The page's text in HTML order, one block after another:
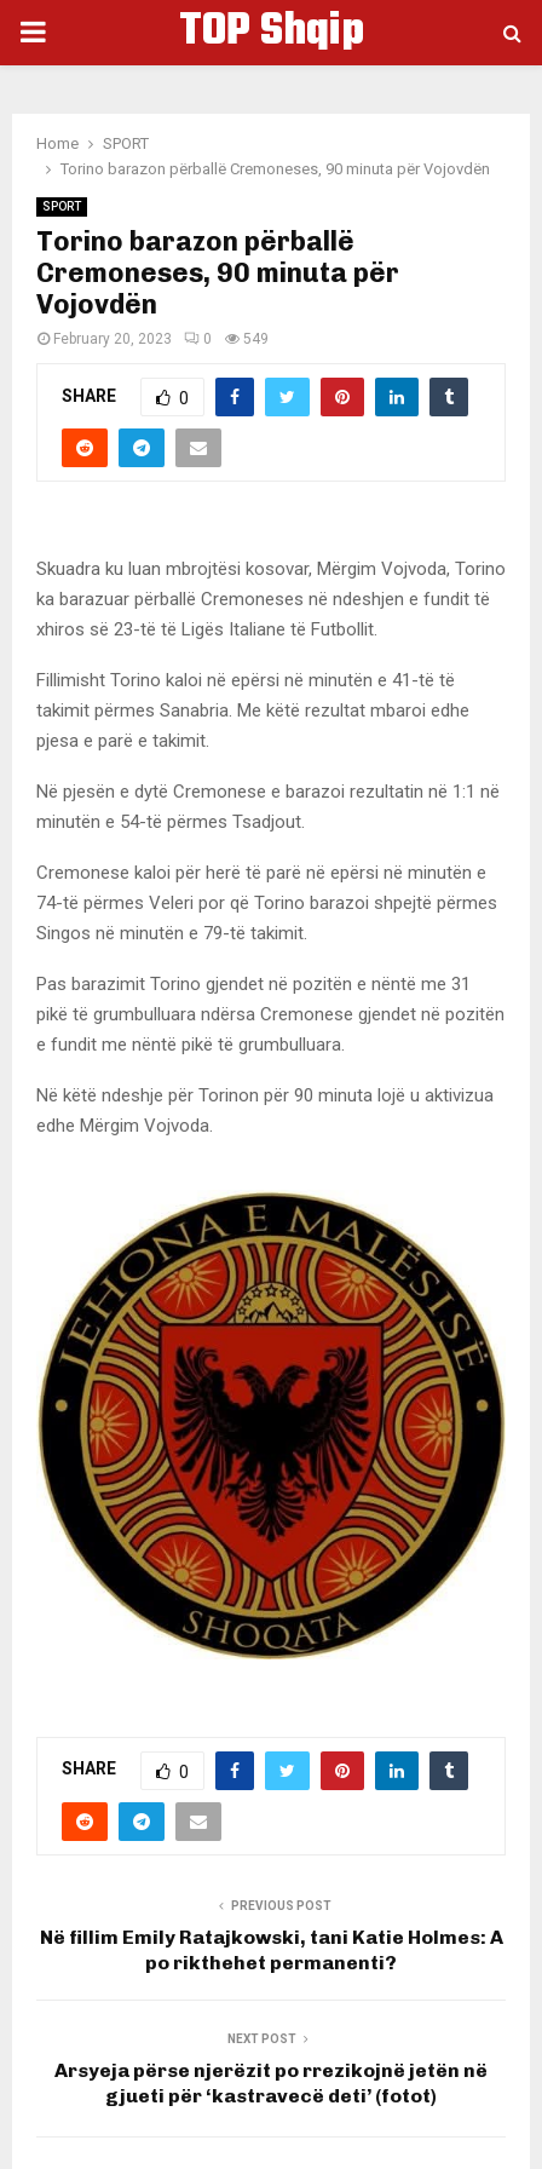
PRIMARY
TOP Shqip
Home
SPORT
Torino barazon përballë Cremoneses, 90 minuta për Vojovdën
SPORT
Torino barazon përballë
Cremoneses, 90 minuta për
Vojovdën
February 20, 2023 0 549
SHARE 0
Skuadra ku luan mbrojtësi kosovar, Mërgim Vojvoda, Torino
ka barazuar përballë Cremoneses në ndeshjen e fundit të
xhiros së 23-të të Ligës Italiane të Futbollit.
Fillimisht Torino kaloi në epërsi në minutën e 41-të të
takimit përmes Sanabria. Me këtë rezultat mbaroi edhe
pjesa e parë e takimit.
Në pjesën e dytë Cremonese e barazoi rezultatin në 1:1 në
minutën e 54-të përmes Tsadjout.
Cremonese kaloi për herë të parë në epërsi në minutën e
74-të përmes Veleri por që Torino barazoi shpejtë përmes
Singos në minutën e 79-të takimit.
Pas barazimit Torino gjendet në pozitën e nëntë me 31
pikë të grumbulluara ndërsa Cremonese gjendet në pozitën
e fundit me nëntë pikë të grumbulluara.
Në këtë ndeshje për Torinon për 90 minuta lojë u aktivizua
edhe Mërgim Vojvoda.
SHARE 0
PREVIOUS POST
Në fillim Emily Ratajkowski, tani Katie Holmes: A
po rikthehet permanenti?
NEXT POST
Arsyeja përse njerëzit po rrezikojnë jetën në
gjueti për ‘kastravecë deti’ (fotot)